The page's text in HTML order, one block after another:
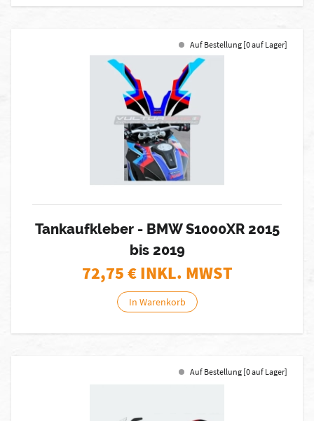
Auf Bestellung [0 auf Lager]
Tankaufkleber - BMW S1000XR 2015
bis 2019
72,75€ INKL. MWST
In Warenkorb
Auf Bestellung [0 auf Lager]